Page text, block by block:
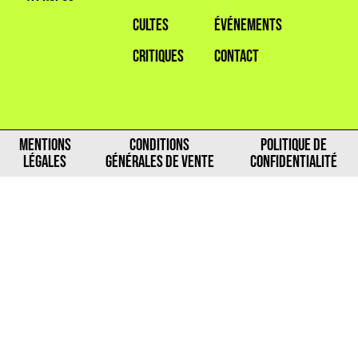
CULTES
CRITIQUES
ÉVÉNEMENTS
CONTACT
MENTIONS
LÉGALES
CONDITIONS
GÉNÉRALES DE VENTE
POLITIQUE DE
CONFIDENTIALITÉ